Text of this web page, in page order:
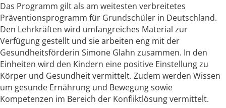
Das Programm gilt als am weitesten verbreitetes
Präventionsprogramm für Grundschüler in Deutschland.
Den Lehrkräften wird umfangreiches Material zur
Verfügung gestellt und sie arbeiten eng mit der
Gesundheitsförderin Simone Glahn zusammen. In den
Einheiten wird den Kindern eine positive Einstellung zu
Körper und Gesundheit vermittelt. Zudem werden Wissen
um gesunde Ernährung und Bewegung sowie
Kompetenzen im Bereich der Konfliktlösung vermittelt.